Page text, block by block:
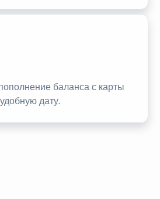
баланса с карты
дату.